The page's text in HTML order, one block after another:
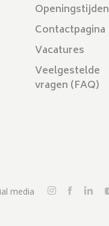
Openingstijden
Contactpagina
Vacatures
Veelgestelde
vragen (FAQ)
media